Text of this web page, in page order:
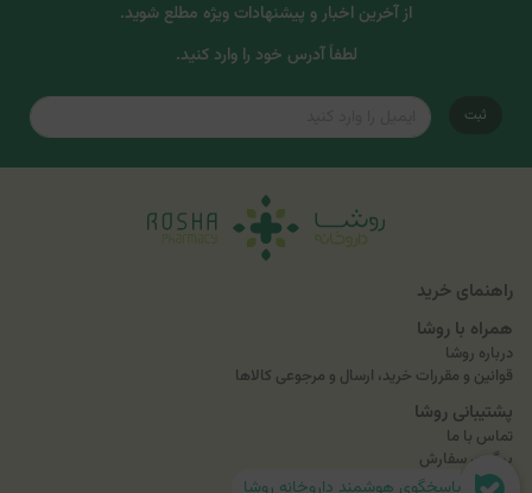
از آخرین اخبار و پیشنهادات ویژه مطلع شوید.
لطفاً آدرس خود را وارد کنید.
ثبت
راهنمای خرید
همراه با روشا
درباره روشا
قوانین و مقررات خرید، ارسال و مرجوعی کالاها
پشتیبانی روشا
تماس با ما
پیگیری سفارش